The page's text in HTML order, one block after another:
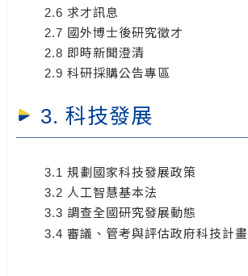
2.6 求才訊息
2.7 國外博士後研究徵才
2.8 即時新聞澄清
2.9 科研採購公告專區
3. 科技發展
3.1 規劃國家科技發展政策
3.2 人工智慧基本法
3.3 調查全國研究發展動態
3.4 審議、管考與評估政府科技計畫